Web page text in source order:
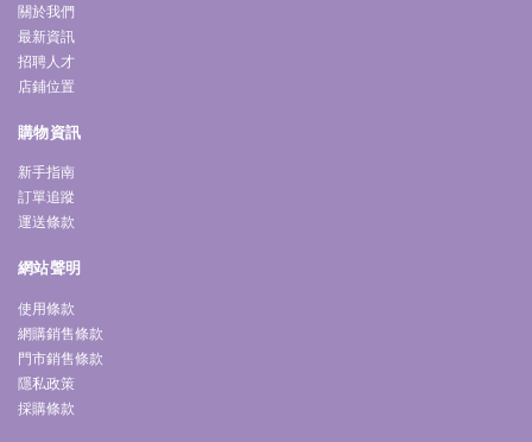
關於我們
最新資訊
招聘人才
店鋪位置
購物資訊
新手指南
訂單追蹤
運送條款
網站聲明
使用條款
網購銷售條款
門市銷售條款
隱私政策
採購條款